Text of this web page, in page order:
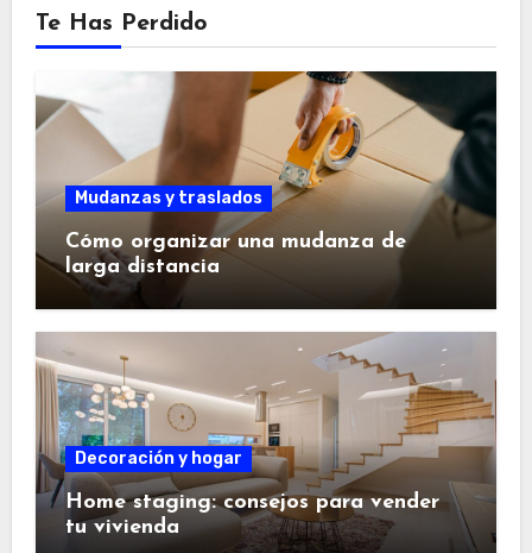
Te Has Perdido
Mudanzas y traslados
Cómo organizar una mudanza de
larga distancia
Decoración y hogar
Home staging: consejos para vender
tu vivienda